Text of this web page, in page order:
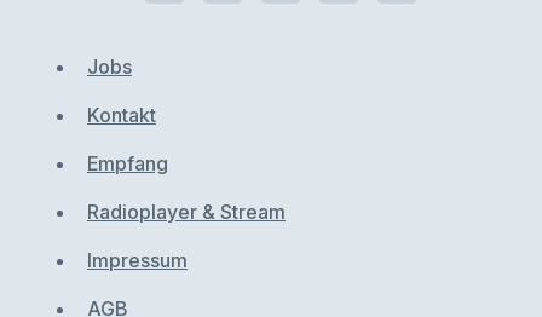
Jobs
Kontakt
Empfang
Radioplayer & Stream
Impressum
AGB